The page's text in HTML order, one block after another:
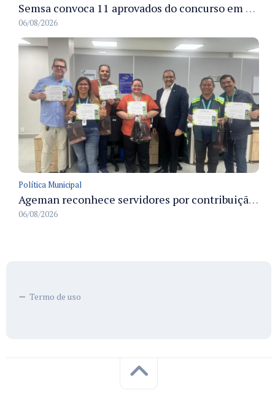
Semsa convoca 11 aprovados do concurso em Manaus para apresentação e posse até 3/9
06/08/2026
Política Municipal
Ageman reconhece servidores por contribuição à sustentabilidade no descarte de resíduos no primeiro semestre de 2026
06/08/2026
Termo de uso